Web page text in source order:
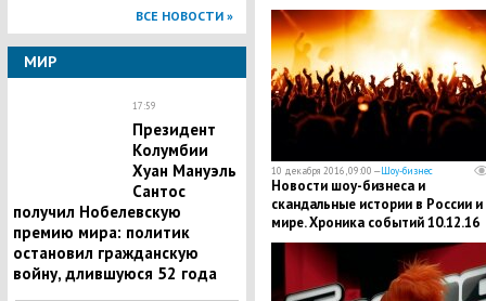
ВСЕ НОВОСТИ »
МИР
17:59
Президент
Колумбии
Хуан Мануэль
Сантос
получил Нобелевскую
премию мира: политик
остановил гражданскую
войну, длившуюся 52 года
10 декабря 2016, 09:00 —Шоу-бизнес
Новости шоу-бизнеса и
скандальные истории в России и
мире. Хроника событий 10.12.16